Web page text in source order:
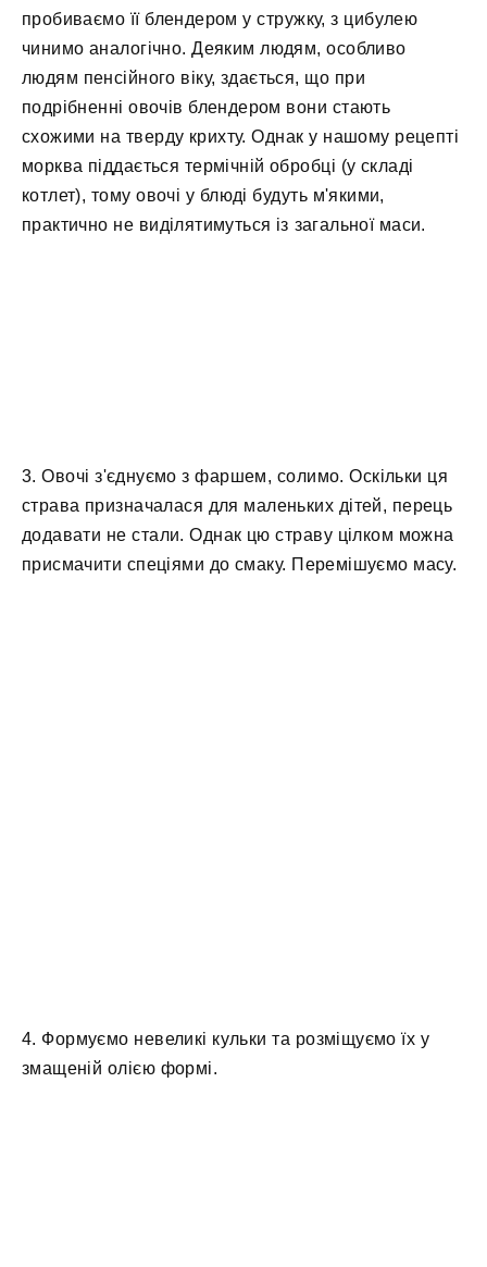
пробиваємо її блендером у стружку, з цибулею
чинимо аналогічно. Деяким людям, особливо
людям пенсійного віку, здається, що при
подрібненні овочів блендером вони стають
схожими на тверду крихту. Однак у нашому рецепті
морква піддається термічній обробці (у складі
котлет), тому овочі у блюді будуть м'якими,
практично не виділятимуться із загальної маси.
3. Овочі з'єднуємо з фаршем, солимо. Оскільки ця
страва призначалася для маленьких дітей, перець
додавати не стали. Однак цю страву цілком можна
присмачити спеціями до смаку. Перемішуємо масу.
4. Формуємо невеликі кульки та розміщуємо їх у
змащеній олією формі.